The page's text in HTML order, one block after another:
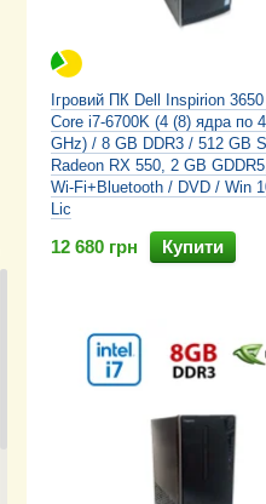
Ігровий ПК Dell Inspirion
Core i7-6700K (4 (8) ядра по
GHz) / 8 GB DDR3 / 512 GB
Radeon RX 550, 2 GB
Wi-Fi+Bluetooth / DVD / Win
Lic
12 680 грн Купити